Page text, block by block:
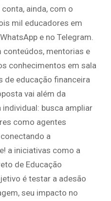
ainda, com o
mil educadores em
e no Telegram.
conteúdos, mentorias e
conhecimentos em sala
de educação financeira
vai além da
busca ampliar
como agentes
a
a iniciativas como a
de Educação
é testar a adesão
seu impacto no